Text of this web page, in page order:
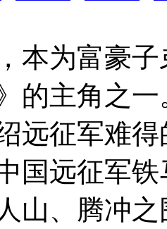
本为富豪
的主角之
远征军难
国远征军
山、腾冲